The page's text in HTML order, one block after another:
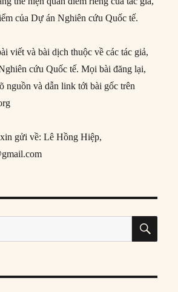
của Dự án Nghiên cứu Quốc tế.
viết và bài dịch thuộc về các tác giả,
cứu Quốc tế. Mọi bài đăng lại,
nguồn và dẫn link tới bài gốc trên
gửi về: Lê Hồng Hiệp,